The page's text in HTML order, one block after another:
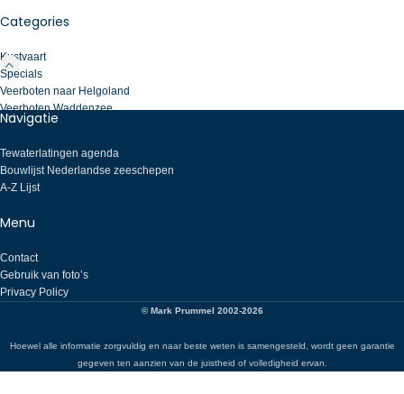
Categories
Kustvaart
Specials
Veerboten naar Helgoland
Veerboten Waddenzee
Navigatie
Tewaterlatingen agenda
Bouwlijst Nederlandse zeeschepen
A-Z Lijst
Menu
Contact
Gebruik van foto’s
Privacy Policy
© Mark Prummel 2002-2026
Hoewel alle informatie zorgvuldig en naar beste weten is samengesteld, wordt geen garantie
gegeven ten aanzien van de juistheid of volledigheid ervan.